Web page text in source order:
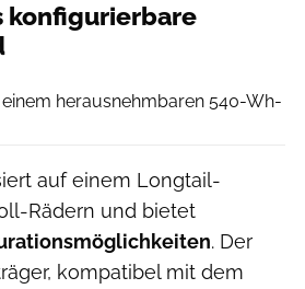
konfigurierbare
herausnehmbaren 540-Wh-
auf einem Longtail-
Rädern und bietet
. Der
kompatibel mit dem